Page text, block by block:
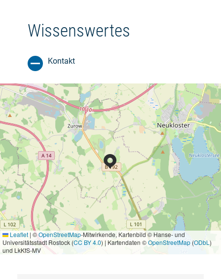
Wissenswertes
Kontakt
Leaflet | ©OpenStreetMap-Mitwirkende, Kartenbild © Hanse- und
Universitätsstadt Rostock (CC BY 4.0) | Kartendaten ©OpenStreetMap (ODbL )
und LkKfS-MV